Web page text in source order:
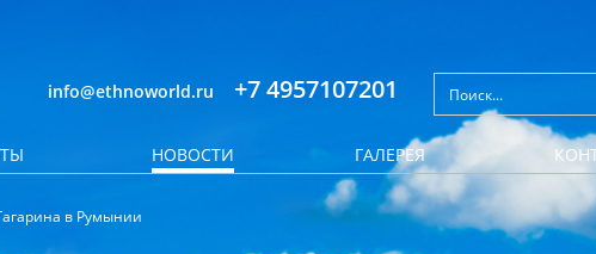
info@ethnoworld.ru +7 4957107201
НОВОСТИ ГАЛЕРЕЯ
в Румынии